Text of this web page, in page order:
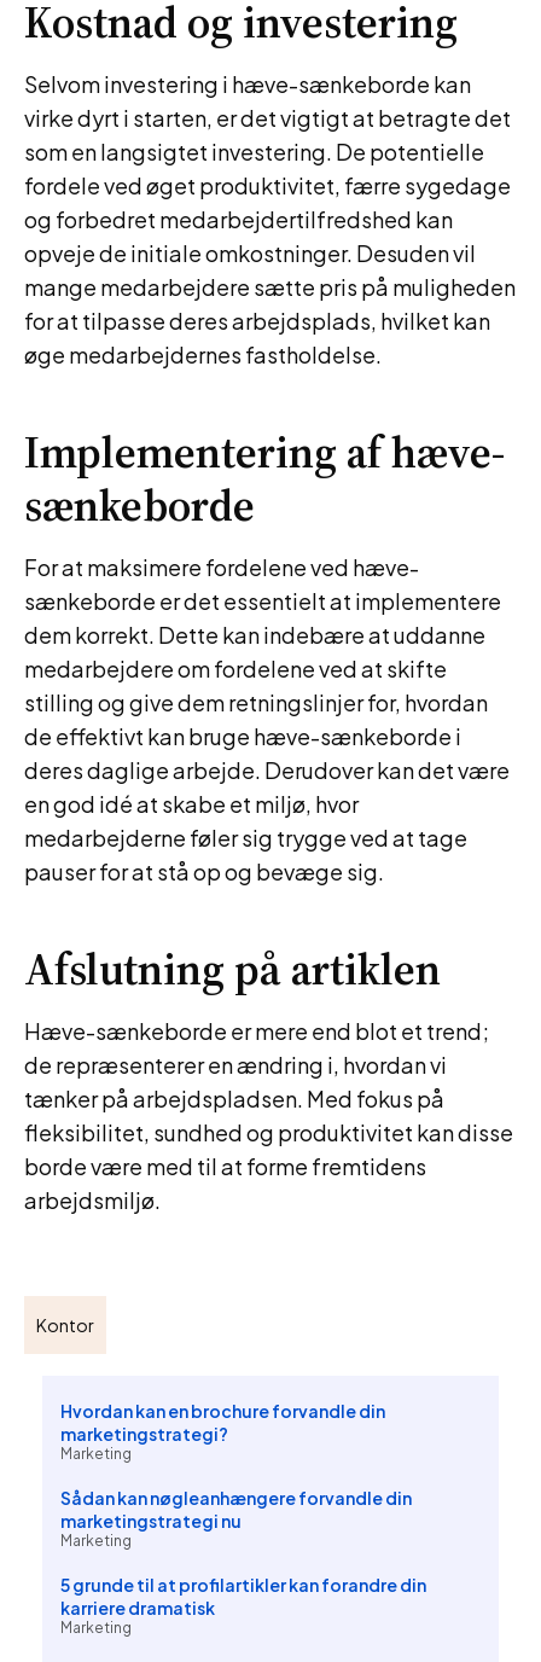
Kostnad og investering
Selvom investering i hæve-sænkeborde kan
virke dyrt i starten, er det vigtigt at betragte det
som en langsigtet investering. De potentielle
fordele ved øget produktivitet, færre sygedage
og forbedret medarbejdertilfredshed kan
opveje de initiale omkostninger. Desuden vil
mange medarbejdere sætte pris på muligheden
for at tilpasse deres arbejdsplads, hvilket kan
øge medarbejdernes fastholdelse.
Implementering af hæve-
sænkeborde
For at maksimere fordelene ved hæve-
sænkeborde er det essentielt at implementere
dem korrekt. Dette kan indebære at uddanne
medarbejdere om fordelene ved at skifte
stilling og give dem retningslinjer for, hvordan
de effektivt kan bruge hæve-sænkeborde i
deres daglige arbejde. Derudover kan det være
en god idé at skabe et miljø, hvor
medarbejderne føler sig trygge ved at tage
pauser for at stå op og bevæge sig.
Afslutning på artiklen
Hæve-sænkeborde er mere end blot et trend;
de repræsenterer en ændring i, hvordan vi
tænker på arbejdspladsen. Med fokus på
fleksibilitet, sundhed og produktivitet kan disse
borde være med til at forme fremtidens
arbejdsmiljø.
Kontor
Hvordan kan en brochure forvandle din
marketingstrategi?
Marketing
Sådan kan nøgleanhængere forvandle din
marketingstrategi nu
Marketing
5 grunde til at profilartikler kan forandre din
karriere dramatisk
Marketing